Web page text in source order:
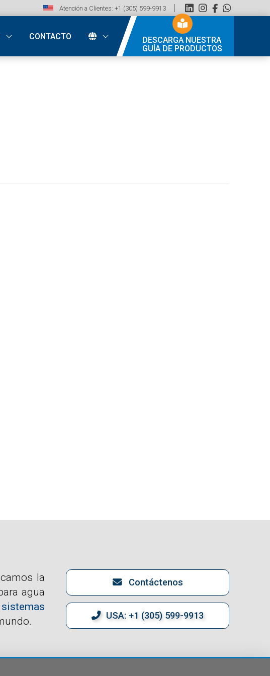
Atención a Clientes: +1 (305) 599-9913
CONTACTO
DESCARGA NUESTRA
GUÍA DE PRODUCTOS
la
agua
Contáctenos
USA: +1 (305) 599-9913